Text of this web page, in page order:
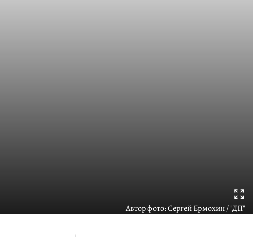
Автор фото:Сергей Ермохин / "ДП"